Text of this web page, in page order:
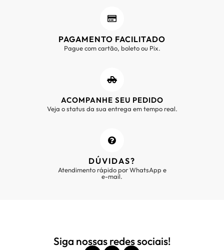
PAGAMENTO FACILITADO
Pague com cartão, boleto ou Pix.
ACOMPANHE SEU PEDIDO
Veja o status da sua entrega em tempo real.
DÚVIDAS?
Atendimento rápido por WhatsApp e
e-mail.
Siga nossas redes sociais!